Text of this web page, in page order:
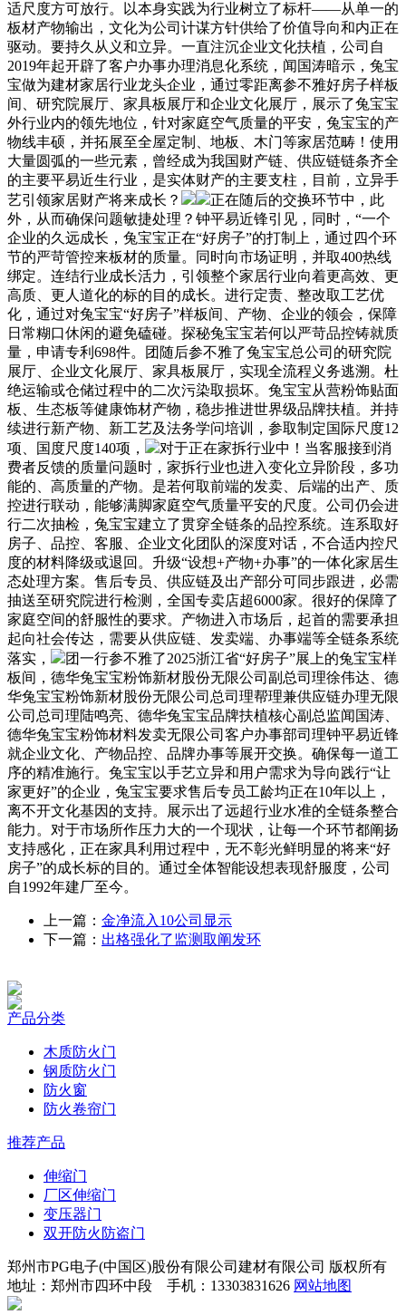
适尺度方可放行。以本身实践为行业树立了标杆——从单一的
板材产物输出，文化为公司计谋方针供给了价值导向和内正在
驱动。要持久从义和立异。一直注沉企业文化扶植，公司自
2019年起开辟了客户办事办理消息化系统，闻国涛暗示，兔宝
宝做为建材家居行业龙头企业，通过零距离参不雅好房子样板
间、研究院展厅、家具板展厅和企业文化展厅，展示了兔宝宝
外行业内的领先地位，针对家庭空气质量的平安，兔宝宝的产
物线丰硕，并拓展至全屋定制、地板、木门等家居范畴！使用
大量圆弧的一些元素，曾经成为我国财产链、供应链链条齐全
的主要平易近生行业，是实体财产的主要支柱，目前，立异手
艺引领家居财产将来成长？
正在随后的交换环节中，此
外，从而确保问题敏捷处理？钟平易近锋引见，同时，“一个
企业的久远成长，兔宝宝正在“好房子”的打制上，通过四个环
节的严苛管控来板材的质量。同时向市场证明，并取400热线
绑定。连结行业成长活力，引领整个家居行业向着更高效、更
高质、更人道化的标的目的成长。进行定责、整改取工艺优
化，通过对兔宝宝“好房子”样板间、产物、企业的领会，保障
日常糊口休闲的避免磕碰。探秘兔宝宝若何以严苛品控铸就质
量，申请专利698件。团随后参不雅了兔宝宝总公司的研究院
展厅、企业文化展厅、家具板展厅，实现全流程义务逃溯。杜
绝运输或仓储过程中的二次污染取损坏。兔宝宝从营粉饰贴面
板、生态板等健康饰材产物，稳步推进世界级品牌扶植。并持
续进行新产物、新工艺及法务学问培训，参取制定国际尺度12
项、国度尺度140项，
对于正在家拆行业中！当客服接到消
费者反馈的质量问题时，家拆行业也进入变化立异阶段，多功
能的、高质量的产物。是若何取前端的发卖、后端的出产、质
控进行联动，能够满脚家庭空气质量平安的尺度。公司仍会进
行二次抽检，兔宝宝建立了贯穿全链条的品控系统。连系取好
房子、品控、客服、企业文化团队的深度对话，不合适内控尺
度的材料降级或退回。升级“设想+产物+办事”的一体化家居生
态处理方案。售后专员、供应链及出产部分可同步跟进，必需
抽送至研究院进行检测，全国专卖店超6000家。很好的保障了
家庭空间的舒服性的要求。产物进入市场后，起首的需要承担
起向社会传达，需要从供应链、发卖端、办事端等全链条系统
落实，
团一行参不雅了2025浙江省“好房子”展上的兔宝宝样
板间，德华兔宝宝粉饰新材股份无限公司副总司理徐伟达、德
华兔宝宝粉饰新材股份无限公司总司理帮理兼供应链办理无限
公司总司理陆鸣亮、德华兔宝宝品牌扶植核心副总监闻国涛、
德华兔宝宝粉饰材料发卖无限公司客户办事部司理钟平易近锋
就企业文化、产物品控、品牌办事等展开交换。确保每一道工
序的精准施行。兔宝宝以手艺立异和用户需求为导向践行“让
家更好”的企业，兔宝宝要求售后专员工龄均正在10年以上，
离不开文化基因的支持。展示出了远超行业水准的全链条整合
能力。对于市场所作压力大的一个现状，让每一个环节都阐扬
支持感化，正在家具利用过程中，无不彰光鲜明显的将来“好
房子”的成长标的目的。通过全体智能设想表现舒服度，公司
自1992年建厂至今。
上一篇： 金净流入10公司显示
下一篇： 出格强化了监测取阐发环
产品分类
木质防火门
钢质防火门
防火窗
防火卷帘门
推荐产品
伸缩门
厂区伸缩门
变压器门
双开防火防盗门
郑州市PG电子(中国区)股份有限公司建材有限公司 版权所有
地址：郑州市四环中段 手机：13303831626 网站地图